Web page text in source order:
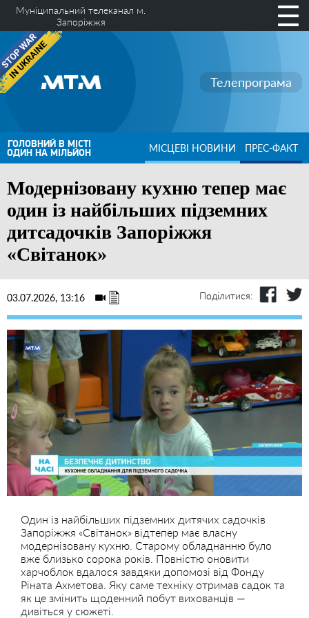
Муніципальний телеканал м.
Запоріжжя
Телепрограма
ГОЛОВНИЙ В МІСТІ
ОДИН НА МІЛЬЙОН МІСЦЕВІ НОВИНИ ПРЕС-ФАКТ
Модернізовану кухню тепер має
один із найбільших підземних
дитсадочків Запоріжжя
«Світанок»
03.07.2026, 13:16 Поділитися:
Один із найбільших підземних дитячих садочків
Запоріжжя «Світанок» відтепер має власну
модернізовану кухню. Старому обладнанню було
вже близько сорока років. Повністю оновити
харчоблок вдалося завдяки допомозі від Фонду
Ріната Ахметова. Яку саме техніку отримав садок та
як це змінить щоденний побут вихованців —
дивіться у сюжеті.